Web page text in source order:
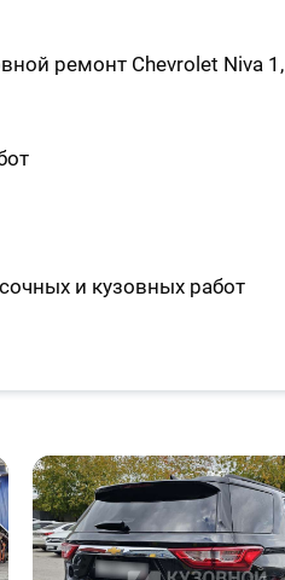
ремонт Chevrolet Niva 1,
и кузовных работ